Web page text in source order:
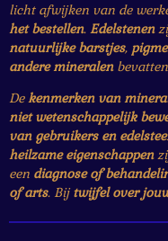
licht afwijken van de
het bestellen. Edelstenen
natuurlijke barstjes,
andere mineralen
Dekenmerken van
niet wetenschappelijk
van gebruikers en
heilzame eigenschappen
een diagnose of
of arts. Bijtwijfel over